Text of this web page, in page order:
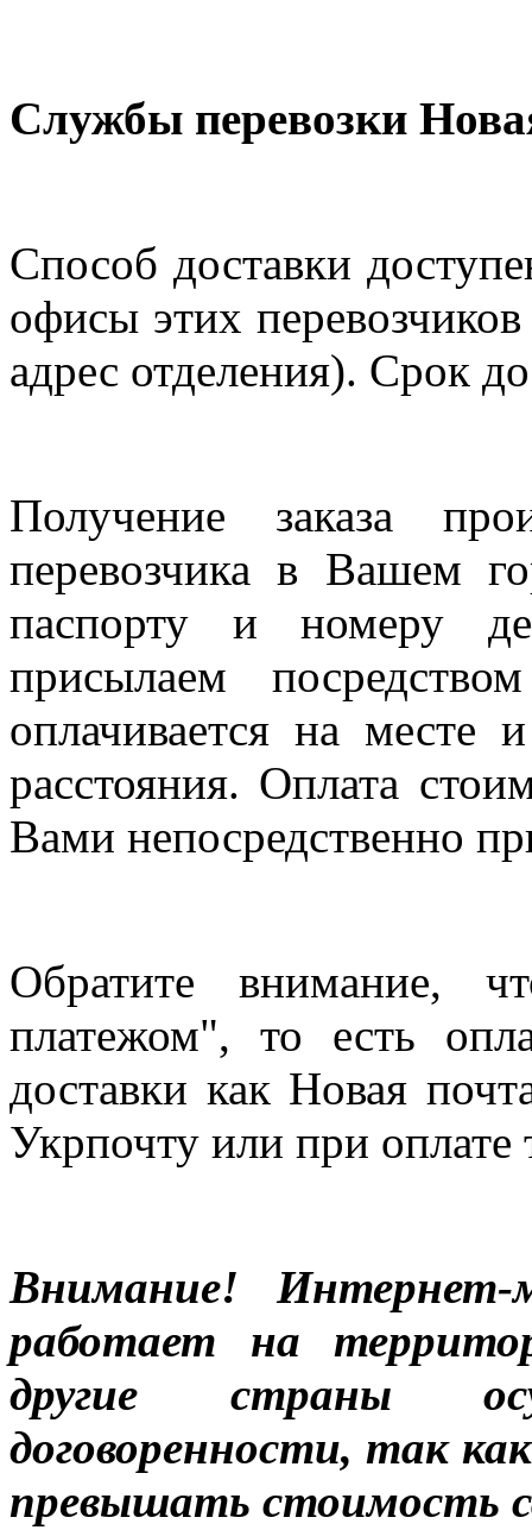
Службы перевозки
Способ доставки
офисы этих
адрес отделения). Срок
Получение заказа
перевозчика в Вашем
паспорту и номеру
присылаем
оплачивается на месте
расстояния. Оплата
Вами непосредственно
Обратите внимание,
платежом", то есть
доставки как Новая
Укрпочту или при оплате
Внимание! Интернет-
работает на
другие страны
договоренности, так
превышать стоимость